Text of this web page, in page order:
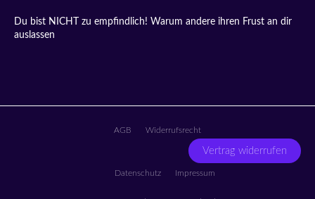
Du bist NICHT zu empfindlich! Warum andere ihren Frust an dir
auslassen
AGB Widerrufsrecht
Vertrag widerrufen
Datenschutz Impressum